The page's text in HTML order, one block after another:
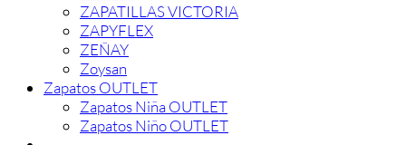
ZAPATILLAS VICTORIA
ZAPYFLEX
ZEÑAY
Zoysan
Zapatos OUTLET
Zapatos Niña OUTLET
Zapatos Niño OUTLET